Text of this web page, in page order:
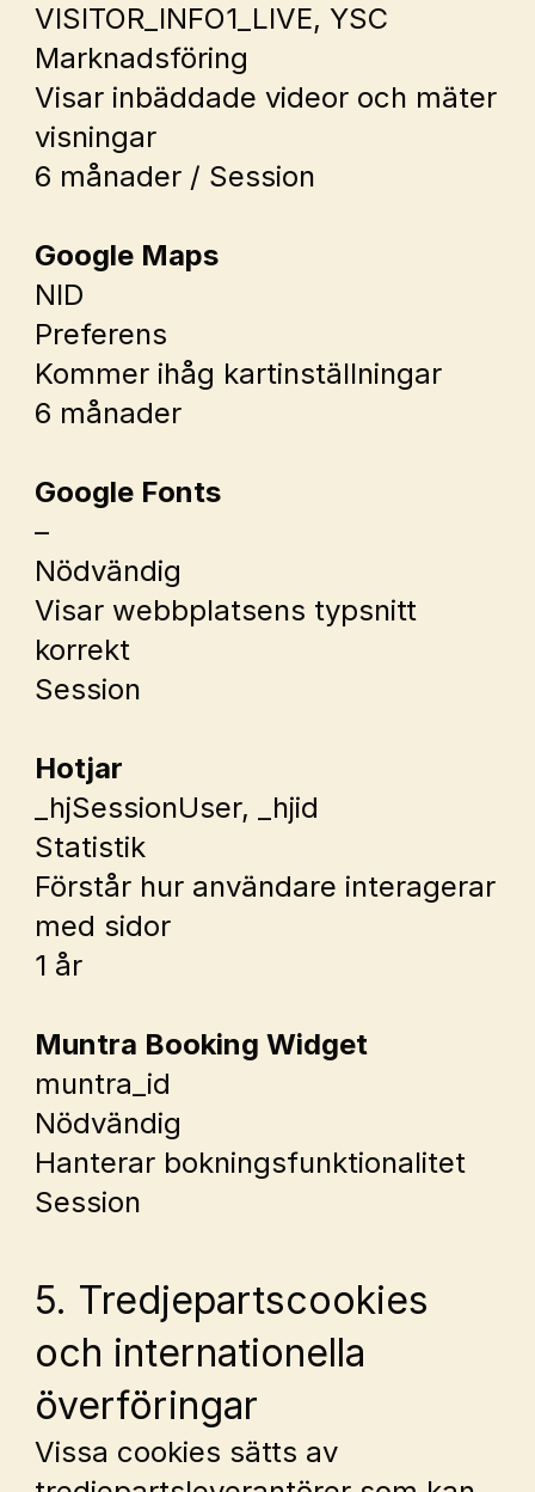
VISITOR_INFO1_LIVE, YSC
Marknadsföring
Visar inbäddade videor och mäter
visningar
6 månader / Session
Google Maps
NID
Preferens
Kommer ihåg kartinställningar
6 månader
Google Fonts
–
Nödvändig
Visar webbplatsens typsnitt
korrekt
Session
Hotjar
_hjSessionUser,
_hjid
Statistik
Förstår hur användare interagerar
med sidor
1 år
Muntra Booking Widget
muntra_id
Nödvändig
Hanterar bokningsfunktionalitet
Session
5. Tredjepartscookies
och internationella
överföringar
Vissa cookies sätts av